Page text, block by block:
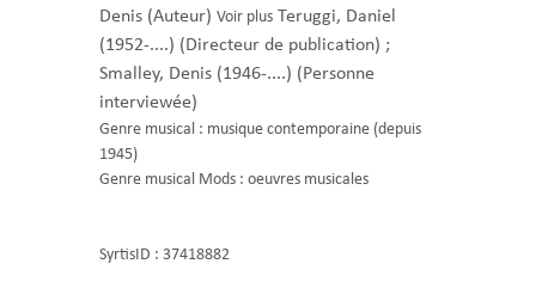
Denis (Auteur) Voir plus Teruggi, Daniel
(1952-....) (Directeur de publication) ;
Smalley, Denis (1946-....) (Personne
interviewée)
Genre musical : musique contemporaine (depuis
1945)
Genre musical Mods : oeuvres musicales
SyrtisID : 37418882